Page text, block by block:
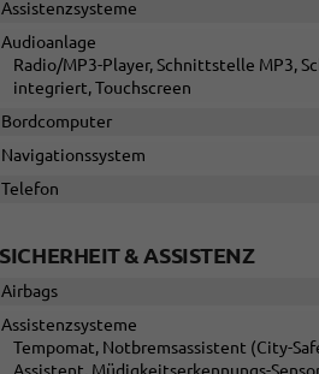
Assistenzsysteme
Audioanlage
Radio/MP3-Player, Schnittstelle MP3,
integriert, Touchscreen
Bordcomputer
Navigationssystem
Telefon
SICHERHEIT & ASSISTENZ
Airbags
Assistenzsysteme
Tempomat, Notbremsassistent (City-